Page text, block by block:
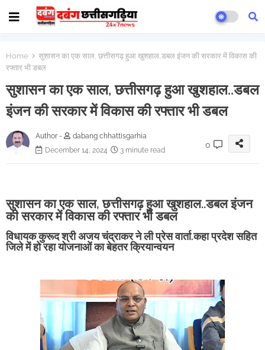
Home
सुशासन का एक साल, छत्तीसगढ़ हुआ खुशहाल..डबल इंजन की सरकार में विकास की
रफ्तार भी डबल
सुशासन का एक साल, छत्तीसगढ़ हुआ खुशहाल..डबल
इंजन की सरकार में विकास की रफ्तार भी डबल
Author -
dabang chhattisgarhia
December 14, 2024
3 minute read
0
सुशासन का एक साल, छत्तीसगढ़ हुआ खुशहाल..डबल इंजन
की सरकार में विकास की रफ्तार भी डबल
विधायक कुरूद श्री अजय चंद्राकर ने ली प्रेस वार्ता.कहा प्रदेश सहित
जिले में हो रहा योजनाओं का बेहतर क्रियान्वयन